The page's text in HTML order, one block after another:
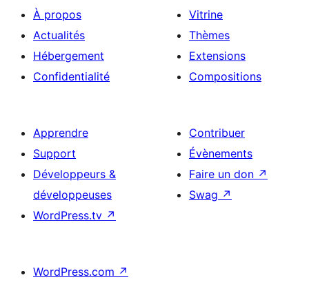
À propos
Actualités
Hébergement
Confidentialité
Vitrine
Thèmes
Extensions
Compositions
Apprendre
Support
Développeurs &
développeuses
WordPress.tv ↗
Contribuer
Évènements
Faire un don ↗
Swag ↗
WordPress.com ↗